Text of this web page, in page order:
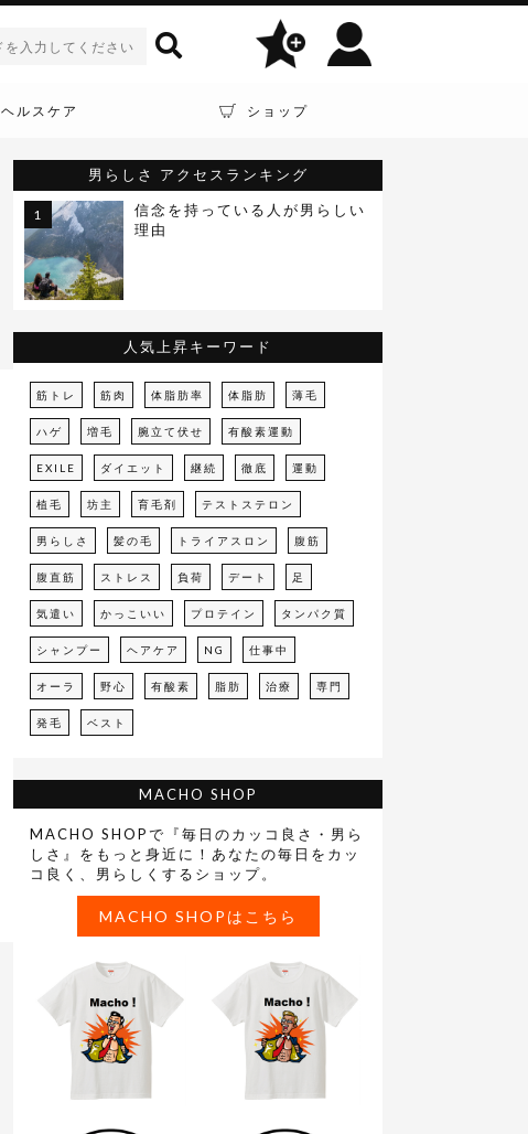
ヘルスケア ショップ
男らしさ
アクセスランキング
信念を持っている人が男らしい
理由
人気上昇キーワード
筋トレ 筋肉 体脂肪率 体脂肪 薄毛
ハゲ 増毛 腕立て伏せ 有酸素運動
EXILE ダイエット 継続 徹底 運動
植毛 坊主 育毛剤 テストステロン
男らしさ 髪の毛 トライアスロン 腹筋
腹直筋 ストレス 負荷 デート 足
気遣い かっこいい プロテイン タンパク質
シャンプー ヘアケア NG 仕事中
オーラ 野心 有酸素 脂肪 治療 専門
発毛 ベスト
MACHO SHOP
MACHO SHOPで『毎日のカッコ良さ・男ら
しさ』をもっと身近に！あなたの毎日をカッ
コ良く、男らしくするショップ。
MACHO SHOPはこちら